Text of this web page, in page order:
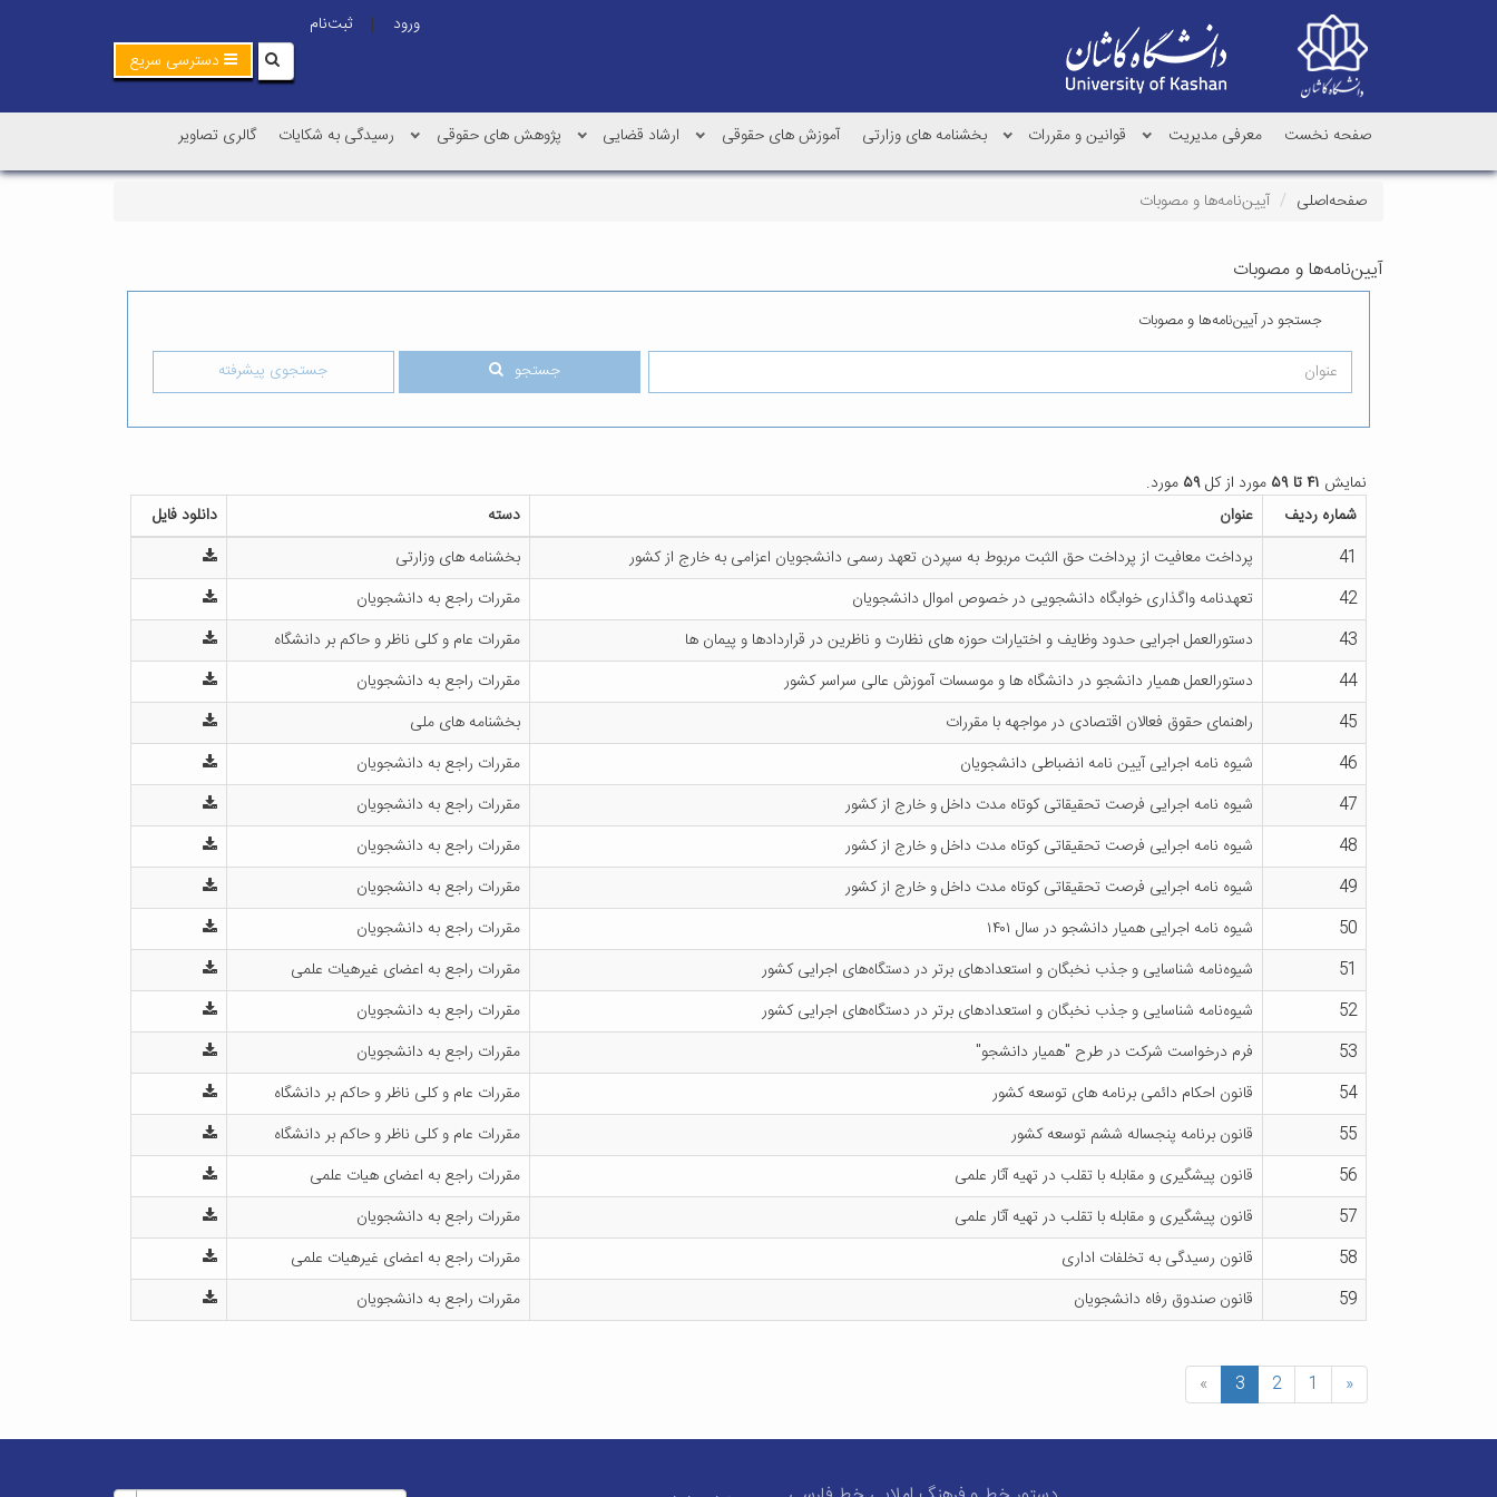
ورود |
ثبت‌نام
دسترسی سریع
صفحه نخست معرفی مدیریت قوانین و مقررات بخشنامه های وزارتی آموزش های حقوقی ارشاد قضایی پژوهش های حقوقی رسیدگی به شکایات گالری تصاویر
صفحه‌اصلی آیین‌نامه‌ها و مصوبات
آیین‌نامه‌ها و مصوبات
جستجو در آیین‌نامه‌ها و مصوبات
جستجو جستجوی پیشرفته
نمایش ۴۱ تا ۵۹ مورد از کل۵۹ مورد.
شماره ردیف
عنوان دسته
دانلود فایل
41
پرداخت معافیت از پرداخت حق الثبت مربوط به سپردن تعهد رسمی دانشجویان اعزامی به خارج از کشور
بخشنامه های وزارتی
42
تعهدنامه واگذاری خوابگاه دانشجویی در خصوص اموال دانشجویان
مقررات راجع به دانشجویان
43
دستورالعمل اجرایی حدود وظایف و اختیارات حوزه های نظارت و ناظرین در قراردادها و پیمان ها
مقررات عام و کلی ناظر و حاکم بر دانشگاه
44
دستورالعمل همیار دانشجو در دانشگاه ها و موسسات آموزش عالی سراسر کشور
مقررات راجع به دانشجویان
45
راهنمای حقوق فعالان اقتصادی در مواجهه با مقررات
بخشنامه های ملی
46
شیوه نامه اجرایی آیین نامه انضباطی دانشجویان
مقررات راجع به دانشجویان
47
شیوه نامه اجرایی فرصت تحقیقاتی کوتاه مدت داخل و خارج از کشور
مقررات راجع به دانشجویان
48
شیوه نامه اجرایی فرصت تحقیقاتی کوتاه مدت داخل و خارج از کشور
مقررات راجع به دانشجویان
49
شیوه نامه اجرایی فرصت تحقیقاتی کوتاه مدت داخل و خارج از کشور
مقررات راجع به دانشجویان
50
شیوه نامه اجرایی همیار دانشجو در سال ۱۴۰۱
مقررات راجع به دانشجویان
51
شیوه‌نامه شناسایی و جذب نخبگان و استعدادهای برتر در دستگاه‌های اجرایی کشور
مقررات راجع به اعضای غیرهیات علمی
52
شیوه‌نامه شناسایی و جذب نخبگان و استعدادهای برتر در دستگاه‌های اجرایی کشور
مقررات راجع به دانشجویان
53
فرم درخواست شرکت در طرح "همیار دانشجو"
مقررات راجع به دانشجویان
54
قانون احکام دائمی برنامه های توسعه کشور
مقررات عام و کلی ناظر و حاکم بر دانشگاه
55
قانون برنامه پنجساله ششم توسعه کشور
مقررات عام و کلی ناظر و حاکم بر دانشگاه
56
قانون پیشگیری و مقابله با تقلب در تهیه آثار علمی
مقررات راجع به اعضای هیات علمی
57
قانون پیشگیری و مقابله با تقلب در تهیه آثار علمی
مقررات راجع به دانشجویان
58
قانون رسیدگی به تخلفات اداری
مقررات راجع به اعضای غیرهیات علمی
59
قانون صندوق رفاه دانشجویان مقررات راجع به دانشجویان
«
1
2
3
»